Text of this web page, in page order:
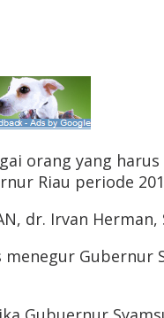
orang yang
Riau periode
dr. Irvan Herman,
menegur